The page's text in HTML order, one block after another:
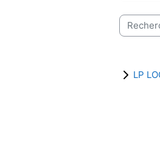
LP